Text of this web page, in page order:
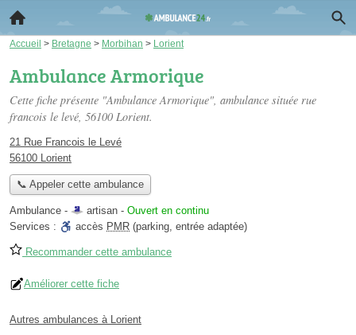
Accueil > Bretagne > Morbihan > Lorient
Ambulance Armorique
Cette fiche présente "Ambulance Armorique", ambulance située rue
francois le levé, 56100 Lorient.
21 Rue Francois le Levé
56100 Lorient
📞 Appeler cette ambulance
Ambulance - artisan - Ouvert en continu
Services :
accès PMR (parking, entrée adaptée)
Recommander cette ambulance
Améliorer cette fiche
Autres ambulances à Lorient